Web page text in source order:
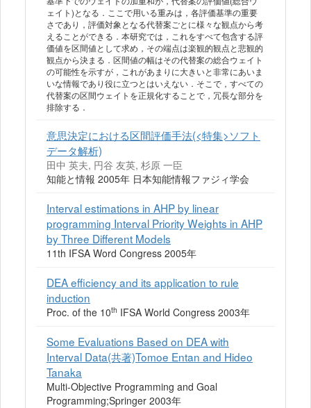
ェイト)となる．ここで用いる重みは，各評価基準の重要
さであり，評価対象となる代替案ごとに様々な観点から考
えることができる．本研究では，これをすべて包含する評
価値を区間値として求め，その端点は楽観的観点と悲観的
観点から決まる．区間値の幅はその代替案の総合ウェイト
の可能性を示すが，これがあまりに大きいと非常にあいま
いな情報であり役に立つとはいえない．そこで，すべての
代替案の区間ウェイトを正規化することで，冗長な部分を
排除する．
意思決定における区間評価手法(<特集>ソフト
データ解析)
田中 英夫, 円谷 友英, 杉原 一臣
知能と情報 2005年 日本知能情報ファジィ学会
Interval estimations in AHP by linear
programming Interval Priority Weights in AHP
by Three Different Models
11th IFSA Word Congress 2005年
DEA efficiency and its application to rule
induction
Proc. of the 10th IFSA World Congress 2003年
Some Evaluations Based on DEA with
Interval Data(共著)Tomoe Entan and Hideo
Tanaka
Multi-Objective Programming and Goal
Programming;Springer 2003年